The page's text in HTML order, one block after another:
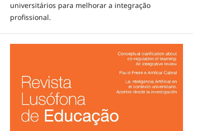
universitários para melhorar a integração
profissional.